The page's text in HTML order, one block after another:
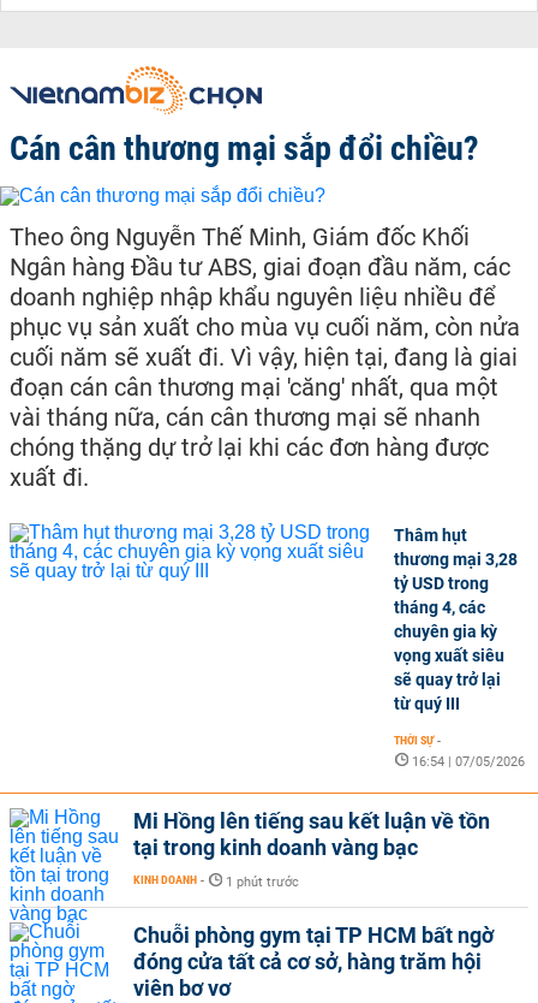
Cán cân thương mại sắp đổi chiều?
Theo ông Nguyễn Thế Minh, Giám đốc Khối
Ngân hàng Đầu tư ABS, giai đoạn đầu năm, các
doanh nghiệp nhập khẩu nguyên liệu nhiều để
phục vụ sản xuất cho mùa vụ cuối năm, còn nửa
cuối năm sẽ xuất đi. Vì vậy, hiện tại, đang là giai
đoạn cán cân thương mại 'căng' nhất, qua một
vài tháng nữa, cán cân thương mại sẽ nhanh
chóng thặng dự trở lại khi các đơn hàng được
xuất đi.
Thâm hụt
thương mại 3,28
tỷ USD trong
tháng 4, các
chuyên gia kỳ
vọng xuất siêu
sẽ quay trở lại
từ quý III
THỜI SỰ -
16:54 | 07/05/2026
Mi Hồng lên tiếng sau kết luận về tồn
tại trong kinh doanh vàng bạc
KINH DOANH - 1 phút trước
Chuỗi phòng gym tại TP HCM bất ngờ
đóng cửa tất cả cơ sở, hàng trăm hội
viên bơ vơ